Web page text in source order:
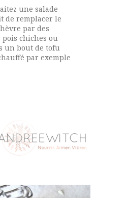
une salade
de remplacer le
par des
chiches ou
un bout de tofu
par exemple